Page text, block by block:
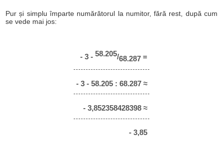
Pur și simplu împarte numărătorul la numitor, fără rest, după cum
se vede mai jos:
- 3 - 58.205/68.287=
- 3 - 58.205 : 68.287 ≈
- 3,852358428398 ≈
- 3,85